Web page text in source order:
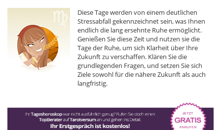
Diese Tage werden von einem deutlichen
Stressabfall gekennzeichnet sein, was Ihnen
endlich die lang ersehnte Ruhe ermöglicht.
Genießen Sie diese Zeit und nutzen sie die
Tage der Ruhe, um sich Klarheit über Ihre
Zukunft zu verschaffen. Klären Sie die
grundlegenden Fragen, und setzen Sie sich
Ziele sowohl für die nähere Zukunft als auch
langfristig.